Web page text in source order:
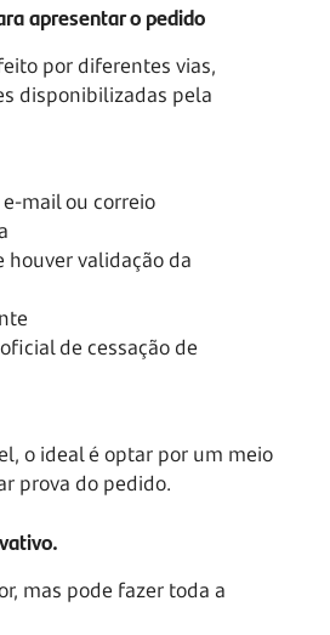
apresentar o pedido
por diferentes vias,
disponibilizadas pela
mail ou correio
houver validação da
de cessação de
o ideal é optar por um meio
prova do pedido.
mas pode fazer toda a